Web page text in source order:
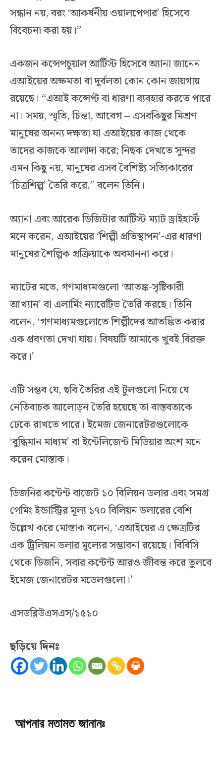
সন্ধান নয়, বরং ‘আকর্ষনীয় ওয়ালপেপার’ হিসেবে
বিবেচনা করা হয়।”
একজন কন্সেপচুয়াল আর্টিস্ট হিসেবে অ্যানা জানেন
এআইয়ের অক্ষমতা বা দুর্বলতা কোন কোন জায়গায়
রয়েছে। “এআই কন্সেপ্ট বা ধারণা ব্যবহার করতে পারে
না। সময়, স্মৃতি, চিন্তা, আবেগ – এসবকিছুর মিশ্রণ
মানুষের অনন্য দক্ষতা যা এআইয়ের কাজ থেকে
তাদের কাজকে আলাদা করে; নিছক দেখতে সুন্দর
এমন কিছু নয়, মানুষের এসব বৈশিষ্ট্য সত্যিকারের
‘চিত্রশিল্প’ তৈরি করে,” বলেন তিনি।
অ্যানা এবং আরেক ডিজিটার আর্টিস্ট ম্যাট ড্রাইহার্স্ট
মনে করেন, এআইয়ের ‘শিল্পী প্রতিস্থাপন’-এর ধারণা
মানুষের শৈল্পিক প্রক্রিয়াকে অবমাননা করে।
ম্যাটের মতে, গণমাধ্যমগুলো ‘আতঙ্ক-সৃষ্টিকারী
আখ্যান’ বা এলার্মিং ন্যারেটিভ তৈরি করছে। তিনি
বলেন, ‘গণমাধ্যমগুলোতে শিল্পীদের আতঙ্কিত করার
এক প্রবণতা দেখা যায়। বিষয়টি আমাকে খুবই বিরক্ত
করে।’
এটি সম্ভব যে, ছবি তৈরির এই টুলগুলো নিয়ে যে
নেতিবাচক আলোড়ন তৈরি হয়েছে তা বাস্তবতাকে
ঢেকে রাখতে পারে। ইমেজ জেনারেটরগুলোকে
‘বুদ্ধিমান মাধ্যম’ বা ইন্টেলিজেন্ট মিডিয়ার অংশ মনে
করেন মোস্তাক।
ডিজনির কন্টেন্ট বাজেট ১০ বিলিয়ন ডলার এবং সমগ্র
গেমিং ইন্ডাস্ট্রির মূল্য ১৭০ বিলিয়ন ডলারের বেশি
উল্লেখ করে মোস্তাক বলেন, ‘এআইয়ের এ ক্ষেত্রটির
এক ট্রিলিয়ন ডলার মূল্যের সম্ভাবনা রয়েছে। বিবিসি
থেকে ডিজনি, সবার কন্টেন্ট আরও জীবন্ত করে তুলবে
ইমেজ জেনারেটর মডেলগুলো।’
এসডব্লিউএসএস/১৫১০
ছড়িয়ে দিনঃ
আপনার মতামত জানানঃ